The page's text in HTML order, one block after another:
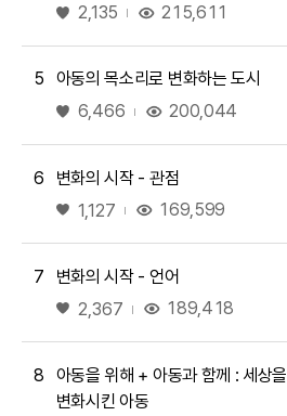
좋아요
2,135 215,611
5
아동의 목소리로 변화하는 도시
좋아요
6,466 200,044
6
변화의 시작 - 관점
좋아요
1,127 169,599
7
변화의 시작 - 언어
좋아요
2,367 189,418
8
아동을 위해 + 아동과 함께 : 세상을
변화시킨 아동